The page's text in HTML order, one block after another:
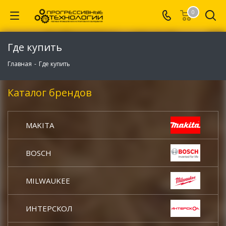
0
Где купить
Главная - Где купить
Каталог брендов
MAKITA
BOSCH
MILWAUKEE
ИНТЕРСКОЛ